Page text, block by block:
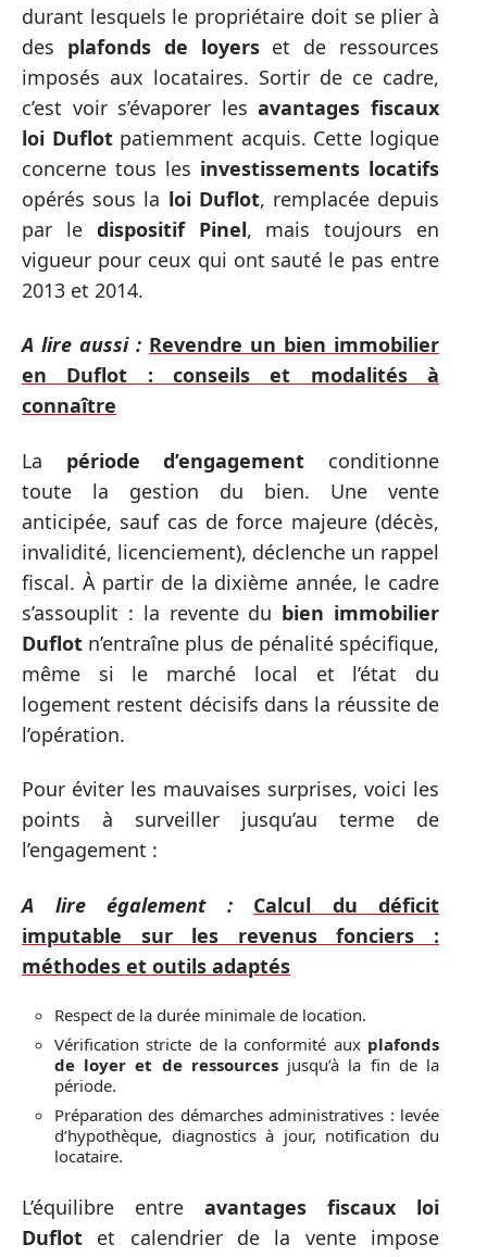
durant lesquels le propriétaire doit se plier à
des plafonds de loyerset de ressources
imposés aux locataires. Sortir de ce cadre,
c’est voir s’évaporer lesavantages fiscaux
loi Duflotpatiemment acquis. Cette logique
concerne tous les investissements locatifs
opérés sous la loi Duflot, remplacée depuis
par le dispositif Pinel, mais toujours en
vigueur pour ceux qui ont sauté le pas entre
2013 et 2014.
A lire aussi : Revendre un bien immobilier
en Duflot : conseils et modalités à
connaître
La période d’engagement conditionne
toute la gestion du bien. Une vente
anticipée, sauf cas de force majeure (décès,
invalidité, licenciement), déclenche un rappel
fiscal. À partir de la dixième année, le cadre
s’assouplit : la revente du bien immobilier
Duflot n’entraîne plus de pénalité spécifique,
même si le marché local et l’état du
logement restent décisifs dans la réussite de
l’opération.
Pour éviter les mauvaises surprises, voici les
points à surveiller jusqu’au terme de
l’engagement :
A lire également :
Calcul du déficit
imputable sur les revenus fonciers :
méthodes et outils adaptés
Respect de la durée minimale de location.
Vérification stricte de la conformité aux plafonds
de loyer et de ressourcesjusqu’à la fin de la
période.
Préparation des démarches administratives : levée
d’hypothèque, diagnostics à jour, notification du
locataire.
L’équilibre entre avantages fiscaux loi
Duflot et calendrier de la vente impose